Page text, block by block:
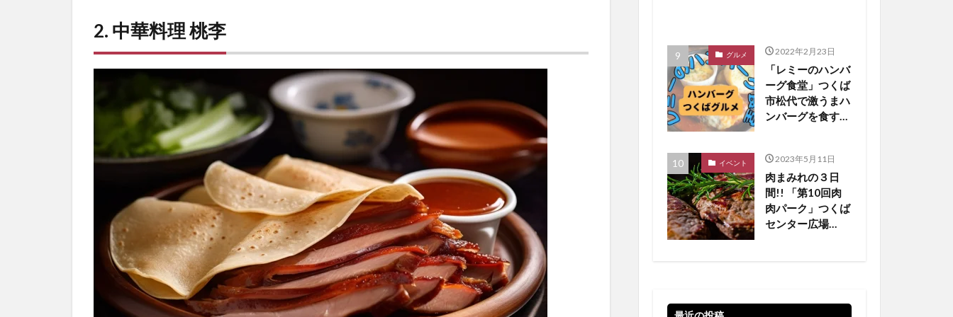
2. 中華料理 桃李
グルメ 2022年2月23日
「レミーのハンバ
ーグ食堂」つくば
市松代で激うまハ
ンバーグを食す
イベント 2023年5月11日
肉まみれの３日
間!! 「第10回肉
肉パーク」つくば
センター広場